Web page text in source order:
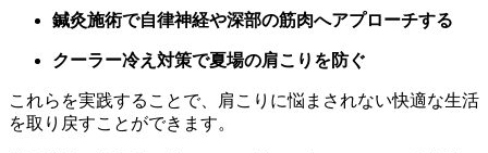
鍼灸施術で自律神経や深部の筋肉へアプローチする
クーラー冷え対策で夏場の肩こりを防ぐ
これらを実践することで、肩こりに悩まされない快適な生活
を取り戻すことができます。